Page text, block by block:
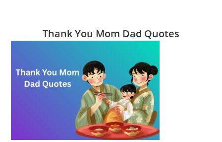
Thank You Mom Dad Quotes